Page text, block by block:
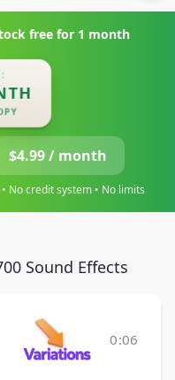
free for 1 month
$4.99 / month
No credit system • No limits
Sound Effects
0:06